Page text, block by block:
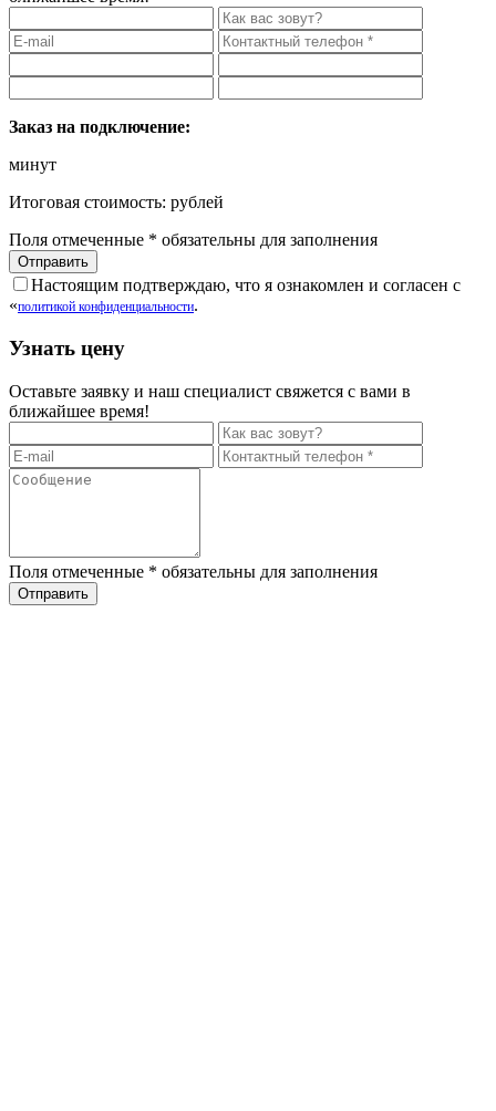
Заказ на подключение:
минут
Итоговая стоимость: рублей
Поля отмеченные * обязательны для заполнения
Настоящим подтверждаю, что я ознакомлен и согласен с
«политикой конфиденциальности.
Узнать цену
Оставьте заявку и наш специалист свяжется с вами в
ближайшее время!
Поля отмеченные * обязательны для заполнения